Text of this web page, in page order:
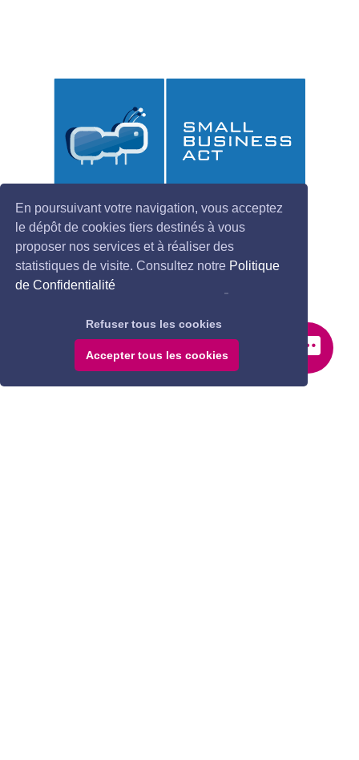
En poursuivant votre navigation, vous acceptez
le dépôt de cookies tiers destinés à vous
proposer nos services et à réaliser des
statistiques de visite. Consultez notre Politique
de Confidentialité
Refuser tous les cookies
Accepter tous les cookies